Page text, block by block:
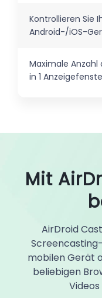
Kontrollieren Sie
Android-/iOS-
Maximale Anzahl
in 1
Mit
AirDroid
mobilen Gerät
beliebigen